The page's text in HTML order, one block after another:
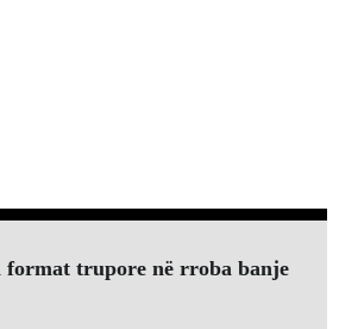
trupore në rroba banje